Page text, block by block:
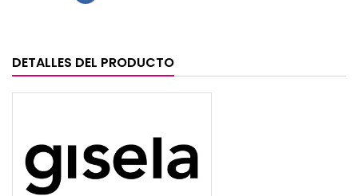
DETALLES DEL PRODUCTO